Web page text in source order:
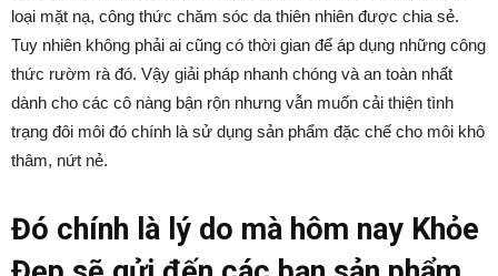
loại mặt nạ, công thức chăm sóc da thiên nhiên được chia sẻ.
Tuy nhiên không phải ai cũng có thời gian để áp dụng những công
thức rườm rà đó. Vậy giải pháp nhanh chóng và an toàn nhất
dành cho các cô nàng bận rộn nhưng vẫn muốn cải thiện tình
trạng đôi môi đó chính là sử dụng sản phẩm đặc chế cho môi khô
thâm, nứt nẻ.
Đó chính là lý do mà hôm nay Khỏe